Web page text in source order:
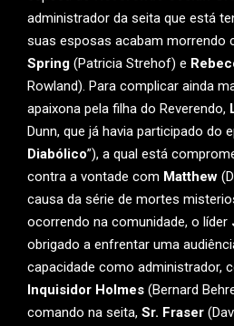
administrador da seita que está
suas esposas acabam morrendo
Spring (Patricia Strehof) e
Rowland). Para complicar ainda
apaixona pela filha do Reverendo,
Dunn, que já havia participado do
Diabólico”), a qual está
contra a vontade com Matthew
causa da série de mortes
ocorrendo na comunidade, o líder
obrigado a enfrentar uma
capacidade como administrador,
Inquisidor Holmes (Bernard
comando na seita, Sr. Fraser